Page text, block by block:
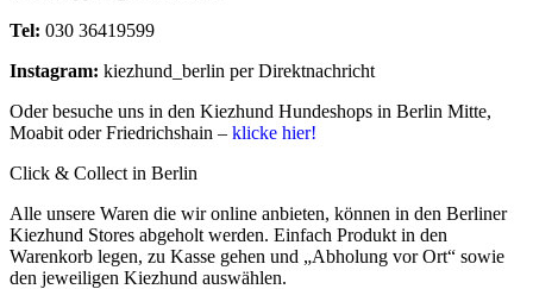
Tel: 030 36419599
Instagram: kiezhund_berlin per Direktnachricht
Oder besuche uns in den Kiezhund Hundeshops in Berlin Mitte,
Moabit oder Friedrichshain – klicke hier!
Click & Collect in Berlin
Alle unsere Waren die wir online anbieten, können in den Berliner
Kiezhund Stores abgeholt werden. Einfach Produkt in den
Warenkorb legen, zu Kasse gehen und „Abholung vor Ort“ sowie
den jeweiligen Kiezhund auswählen.